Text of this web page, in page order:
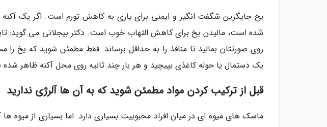
یخ جایگزین شگفت انگیز و ایمنی برای یاری به کاهش تورم است. اگر یک آکنه
شده است، مالیدن یخ برای کاهش التهاب خوب است. دکتر بیجلانی می گوید:
روی صورتتان بمالید تا منافذ را به حداقل برساند. فقط مطمئن شوید که یخ را
یک دستمال یا حوله کاغذی بپیچید و هر بار چند ثانیه روی محل آکنه ظاهر
قبل از ترکیب کردن مواد مطمئن شوید که به آن ها آلرژی ندارید
ماسک های میوه ای در میان افراد محبوبیت بسیاری دارد. اما بسیاری از میوه ها